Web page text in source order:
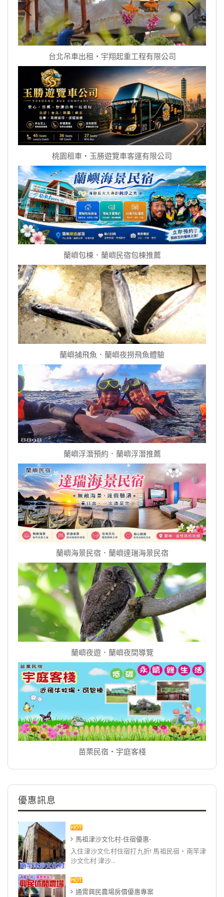
台北吊車出租‧宇翔起重工程有限公司
桃園租車‧玉勝遊覽車客運有限公司
蘭嶼包棟．蘭嶼民宿包棟推薦
蘭嶼捕飛魚．蘭嶼夜撈飛魚體驗
蘭嶼浮潛預約．蘭嶼浮潛推薦
蘭嶼海景民宿．蘭嶼達瑞海景民宿
蘭嶼夜遊．蘭嶼夜間導覽
苗栗民宿‧宇庭客棧
優惠訊息
馬祖津沙文化村-住宿優惠-
入住津沙文化村住宿打九折! 馬祖民宿‧南竿津
沙文化村 津沙...
通霄興民農場房價優惠專案